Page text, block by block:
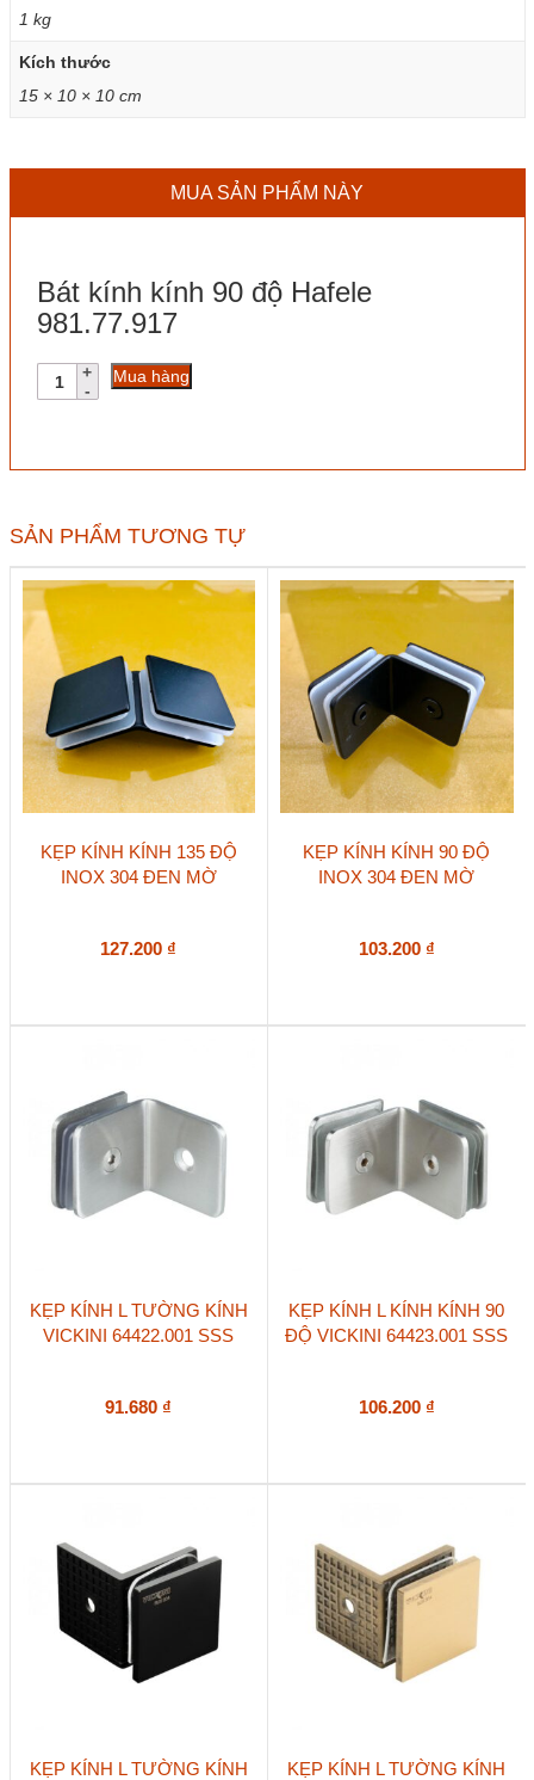
1 kg
Kích thước
15 × 10 × 10 cm
MUA SẢN PHẨM NÀY
Bát kính kính 90 độ Hafele
981.77.917
Bát
kính
lượng
Mua hàng
SẢN PHẨM TƯƠNG TỰ
KẸP KÍNH KÍNH 135 ĐỘ
INOX 304 ĐEN MỜ
127.200 ₫
KẸP KÍNH KÍNH 90 ĐỘ
INOX 304 ĐEN MỜ
103.200 ₫
KẸP KÍNH L TƯỜNG KÍNH
VICKINI 64422.001 SSS
91.680 ₫
KẸP KÍNH L KÍNH KÍNH 90
ĐỘ VICKINI 64423.001 SSS
106.200 ₫
KẸP KÍNH L TƯỜNG KÍNH
KẸP KÍNH L TƯỜNG KÍNH